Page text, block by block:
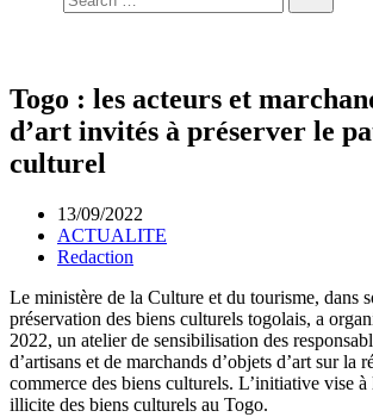
Togo : les acteurs et
d’art invités à préserver le
culturel
13/09/2022
ACTUALITE
Redaction
Le ministère de la Culture et du tourisme, dans
préservation des biens culturels togolais, a
2022, un atelier de sensibilisation des
d’artisans et de marchands d’objets d’art sur la
commerce des biens culturels. L’initiative vise
illicite des biens culturels au Togo.